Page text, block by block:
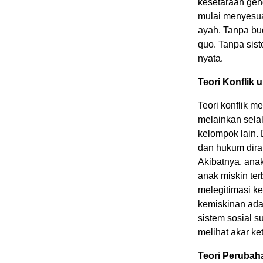
kesetaraan
mulai
ayah. Tanpa
quo. Tanpa
nyata.
Teori Konflik
Teori konflik
melainkan
kelompok lain.
dan hukum
Akibatnya,
anak miskin
melegitimasi
kemiskinan
sistem sosial
melihat akar
Teori